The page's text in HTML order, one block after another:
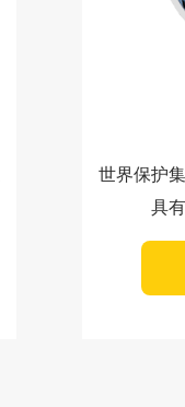
世界保护
具